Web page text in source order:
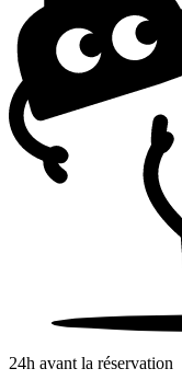
24h avant la réservation